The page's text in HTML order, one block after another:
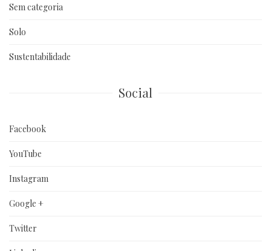
Sem categoria
Solo
Sustentabilidade
Social
Facebook
YouTube
Instagram
Google +
Twitter